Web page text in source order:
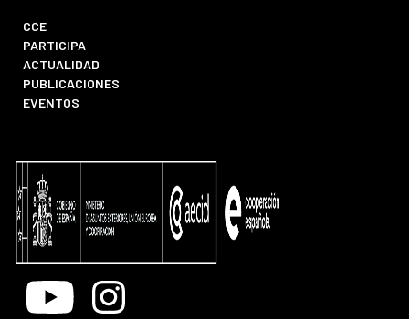
CCE
PARTICIPA
ACTUALIDAD
PUBLICACIONES
EVENTOS
Youtube Instagram